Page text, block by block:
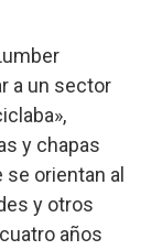
a un sector
y chapas
se orientan al
y otros
años